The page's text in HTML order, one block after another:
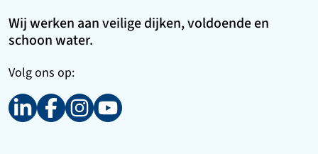
Wij werken aan veilige dijken, voldoende en
schoon water.
Volg ons op: